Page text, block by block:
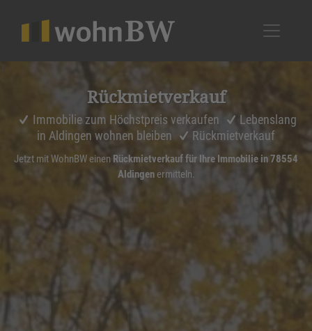
Rückmiet­ver­kauf
Immobilie zum Höchstpreis verkaufen
Lebenslang
in Aldingen wohnen bleiben
Rückmietverkauf
Jetzt mit WohnBW einen Rückmietverkauf für Ihre Immobilie in 78554
Aldingenermitteln.